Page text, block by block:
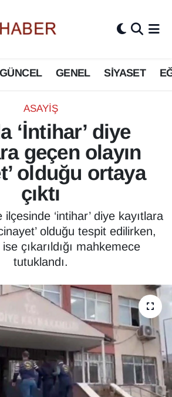
GÜNCEL GENEL SİYASET
ASAYİŞ
‘İntihar’ diye
geçen olayın
olduğu ortaya
çıktı
ilçesinde ‘intihar’ diye kayıtlara
olduğu tespit edilirken,
ise çıkarıldığı mahkemece
tutuklandı.
Haritası
Durumu ve Fikstür